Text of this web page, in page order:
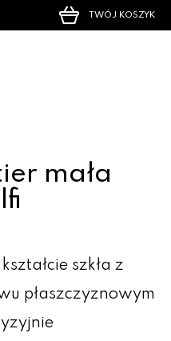
TWÓJ KOSZYK
mała
szkła z
płaszczyznowym